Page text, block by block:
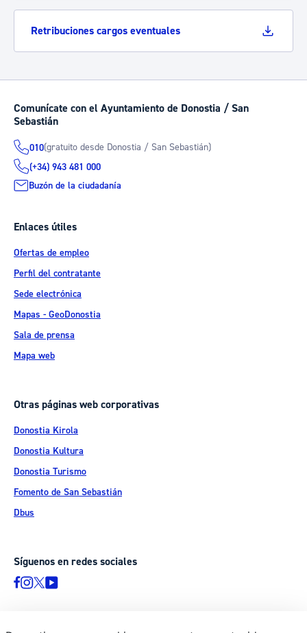
Retribuciones cargos eventuales
Comunícate con el Ayuntamiento de Donostia / San
Sebastián
010(gratuito desde Donostia / San Sebastián)
(+34) 943 481 000
Buzón de la ciudadanía
Enlaces útiles
Ofertas de empleo
Perfil del contratante
Sede electrónica
Mapas - GeoDonostia
Sala de prensa
Mapa web
Otras páginas web corporativas
Donostia Kirola
Donostia Kultura
Donostia Turismo
Fomento de San Sebastián
Dbus
Síguenos en redes sociales